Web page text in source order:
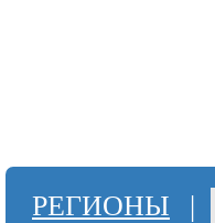
РЕГИОНЫ |